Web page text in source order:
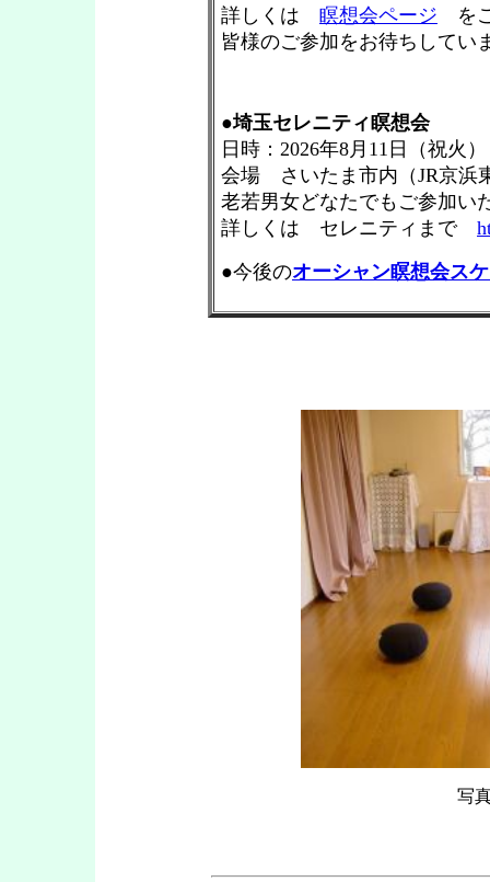
詳しくは 瞑想会ページ を
皆様のご参加をお待ちしてい
●埼玉セレニティ瞑想会
日時：2026年8月11日（祝火）
会場 さいたま市内（JR京浜
老若男女どなたでもご参加い
詳しくは セレニティまで
●今後のオーシャン瞑想会ス
写